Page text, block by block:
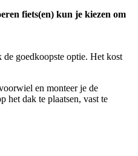
fiets(en) kun je kiezen om
goedkoopste optie. Het kost
en monteer je de
het dak te plaatsen, vast te